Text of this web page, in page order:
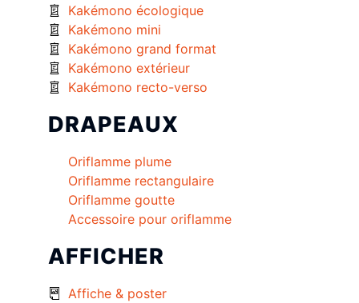
Kakémono écologique
Kakémono mini
Kakémono grand format
Kakémono extérieur
Kakémono recto-verso
DRAPEAUX
Oriflamme plume
Oriflamme rectangulaire
Oriflamme goutte
Accessoire pour oriflamme
AFFICHER
Affiche & poster